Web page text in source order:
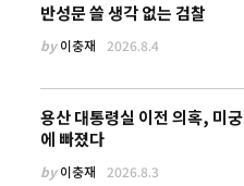
반성문 쓸 생각 없는 검찰
by이충재 2026.8.4
용산 대통령실 이전 의혹, 미궁
에 빠졌다
by이충재 2026.8.3